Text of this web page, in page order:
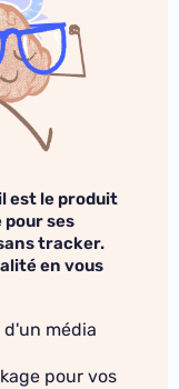
est le produit
ses
tracker.
en vous
média
pour vos